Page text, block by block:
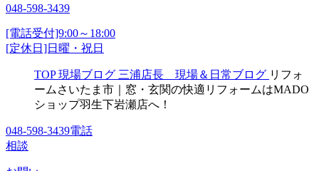
048-598-3439
[電話受付]9:00～18:00
[定休日]日曜・祝日
TOP 現場ブログ 三浦店長 現場＆日常ブログ リフォ
ームさいたま市｜窓・玄関の快適リフォームはMADO
ショップ羽生下岩瀬店へ！
048-598-3439電話
相談